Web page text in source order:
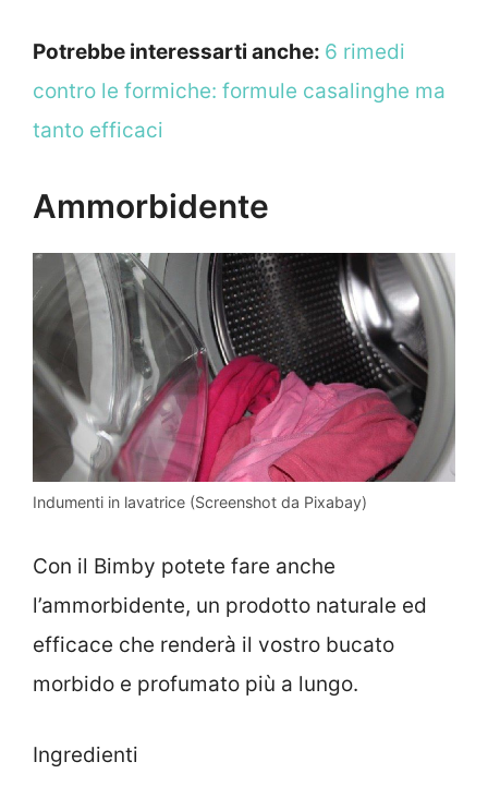
Potrebbe interessarti anche: 6 rimedi
contro le formiche: formule casalinghe ma
tanto efficaci
Ammorbidente
Indumenti in lavatrice (Screenshot da Pixabay)
Con il Bimby potete fare anche
l’ammorbidente, un prodotto naturale ed
efficace che renderà il vostro bucato
morbido e profumato più a lungo.
Ingredienti